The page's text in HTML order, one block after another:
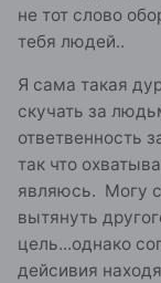
ошибаться
сделать
мои слова
считаю, что
Тут ты не
биографию,
Меня чуть
чтобы от
не тот слово
тебя людей..
Я сама такая
скучать за
ответвенность
так что
являюсь. Могу
вытянуть
цель...однако
дейсивия